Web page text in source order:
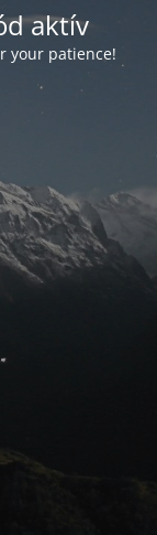
aktív
your patience!